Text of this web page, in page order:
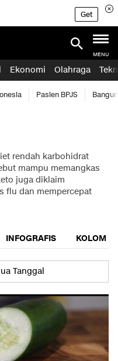
Get
MENU
Ekonomi Olahraga
Pasien BPJS
rendah karbohidrat
mampu memangkas
juga diklaim
flu dan mempercepat
INFOGRAFIS KOLOM